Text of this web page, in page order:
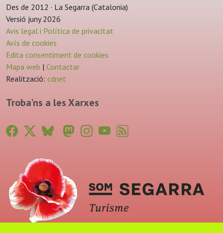
Des de 2012 · La Segarra (Catalonia)
Versió juny 2026
Avis legal i Política de privacitat
Avís de cookies
Edita consentiment de cookies
Mapa web | Contactar
Realització: cdnet
Troba'ns a les Xarxes